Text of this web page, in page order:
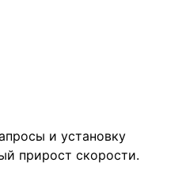
и установку
прирост скорости.